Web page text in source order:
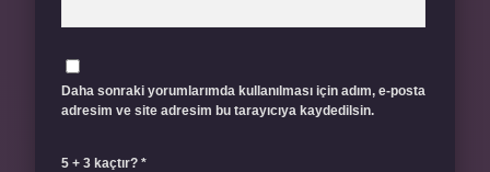
Daha sonraki yorumlarımda kullanılması için adım, e-posta
adresim ve site adresim bu tarayıcıya kaydedilsin.
5 + 3 kaçtır? *